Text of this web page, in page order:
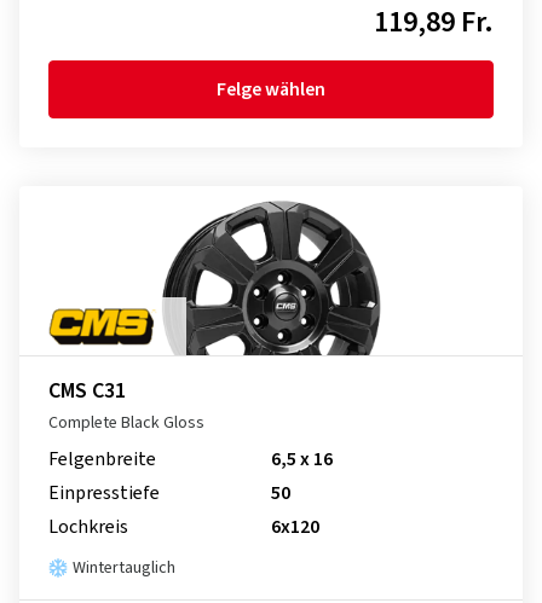
119,89 Fr.
Felge wählen
CMS C31
Complete Black Gloss
Felgenbreite
6,5 x 16
Einpresstiefe
50
Lochkreis
6x120
Wintertauglich